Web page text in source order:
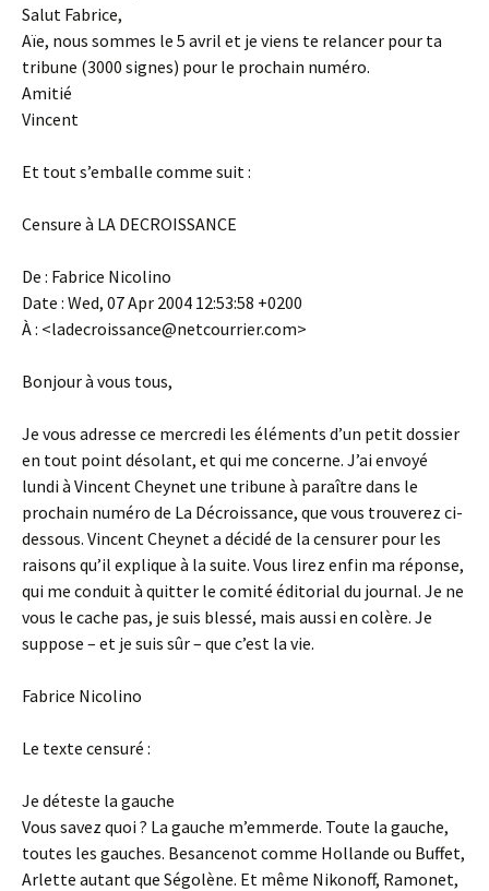
Salut Fabrice,
Aïe, nous sommes le 5 avril et je viens te relancer pour ta
tribune (3000 signes) pour le prochain numéro.
Amitié
Vincent
Et tout s’emballe comme suit :
Censure à LA DECROISSANCE
De : Fabrice Nicolino
Date : Wed, 07 Apr 2004 12:53:58 +0200
À : <ladecroissance@netcourrier.com>
Bonjour à vous tous,
Je vous adresse ce mercredi les éléments d’un petit dossier
en tout point désolant, et qui me concerne. J’ai envoyé
lundi à Vincent Cheynet une tribune à paraître dans le
prochain numéro de La Décroissance, que vous trouverez ci-
dessous. Vincent Cheynet a décidé de la censurer pour les
raisons qu’il explique à la suite. Vous lirez enfin ma réponse,
qui me conduit à quitter le comité éditorial du journal. Je ne
vous le cache pas, je suis blessé, mais aussi en colère. Je
suppose – et je suis sûr – que c’est la vie.
Fabrice Nicolino
Le texte censuré :
Je déteste la gauche
Vous savez quoi ? La gauche m’emmerde. Toute la gauche,
toutes les gauches. Besancenot comme Hollande ou Buffet,
Arlette autant que Ségolène. Et même Nikonoff, Ramonet,